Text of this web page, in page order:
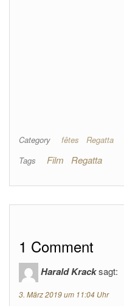
Category fêtes
Regatta
Tags
Film Regatta
1 Comment
Harald Kracksagt:
3. März 2019 um 11:04 Uhr